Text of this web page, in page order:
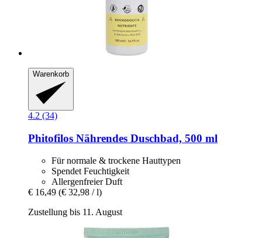
Warenkorb
4.2 (34)
Phitofilos Nährendes Duschbad, 500 ml
Für normale & trockene Hauttypen
Spendet Feuchtigkeit
Allergenfreier Duft
€ 16,49 (€ 32,98 / l)
Zustellung bis 11. August